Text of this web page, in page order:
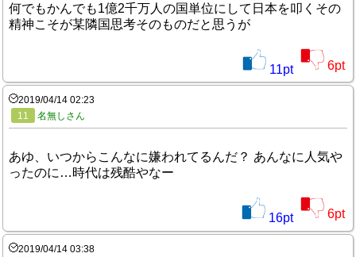
何でもかんでも1億2千万人の国単位にして日本を叩くその
精神こそが某隣国思考そのものだと思うが
11pt 6pt
2019/04/14 02:23
11
名無しさん
あゆ、いつからこんなに嫌われてるんだ？ あんなに人気や
ったのに…時代は残酷やなー
16pt 6pt
2019/04/14 03:38